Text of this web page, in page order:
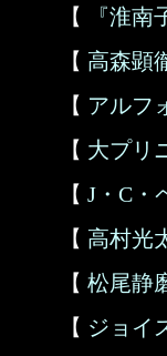
【
『淮南
【 高森顕
【 アルフ
【 大プリ
【 J・C・
【 高村光
【 松尾静
【 ジョイ